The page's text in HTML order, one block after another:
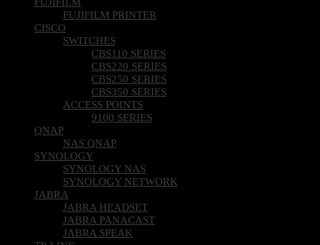
FUJIFILM PRINTER
CISCO
SWITCHES
CBS110 SERIES
CBS220 SERIES
CBS250 SERIES
CBS350 SERIES
ACCESS POINTS
9100 SERIES
QNAP
NAS QNAP
SYNOLOGY
SYNOLOGY NAS
SYNOLOGY NETWORK
JABRA
JABRA HEADSET
JABRA PANACAST
JABRA SPEAK